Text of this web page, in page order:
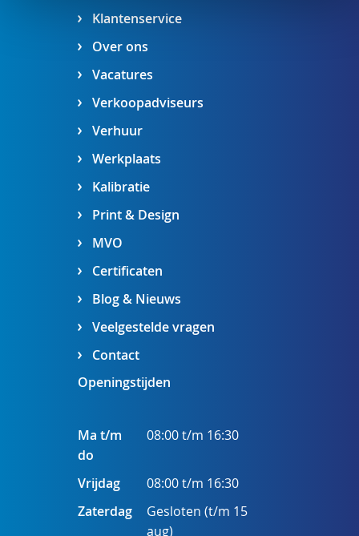
Klantenservice
Over ons
Vacatures
Verkoopadviseurs
Verhuur
Werkplaats
Kalibratie
Print & Design
MVO
Certificaten
Blog & Nieuws
Veelgestelde vragen
Contact
Openingstijden
Ma t/m
do
08:00 t/m 16:30
Vrijdag
08:00 t/m 16:30
Zaterdag
Gesloten (t/m 15
aug)